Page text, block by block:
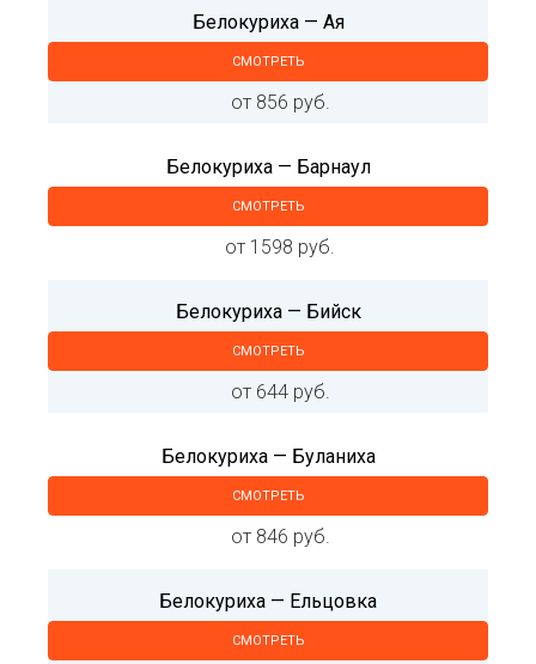
Белокуриха — Ая
СМОТРЕТЬ
от 856 руб.
Белокуриха — Барнаул
СМОТРЕТЬ
от 1598 руб.
Белокуриха — Бийск
СМОТРЕТЬ
от 644 руб.
Белокуриха — Буланиха
СМОТРЕТЬ
от 846 руб.
Белокуриха — Ельцовка
СМОТРЕТЬ